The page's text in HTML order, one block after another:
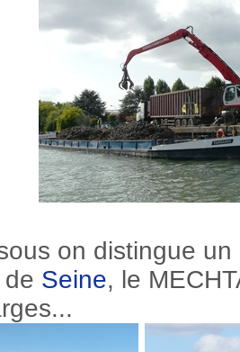
on distingue un
Seine, le